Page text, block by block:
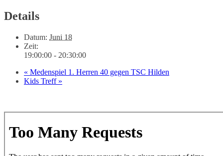
Details
Datum: Juni 18
Zeit:
19:00:00 - 20:30:00
« Medenspiel 1. Herren 40 gegen TSC Hilden
Kids Treff »